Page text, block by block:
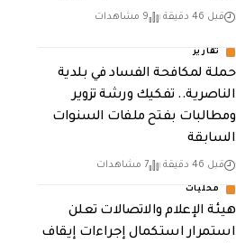
قبل 46 دقيقة 9 مشاهدات
تقارير
حملة لمكافحة الفساد في بلدية
الناصرية.. تفكيك ورشة تزوير
ومطالبات بفتح ملفات السنوات
السابقة
قبل 46 دقيقة 7 مشاهدات
محليات
هيئة الإعلام والاتصالات تعلن
استمرار استكمال إجراءات إيقاف